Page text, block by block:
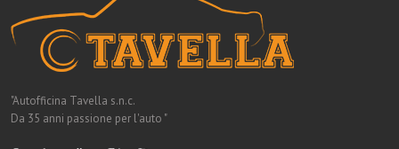
"Autofficina Tavella s.n.c.
Da 35 anni passione per l'auto "